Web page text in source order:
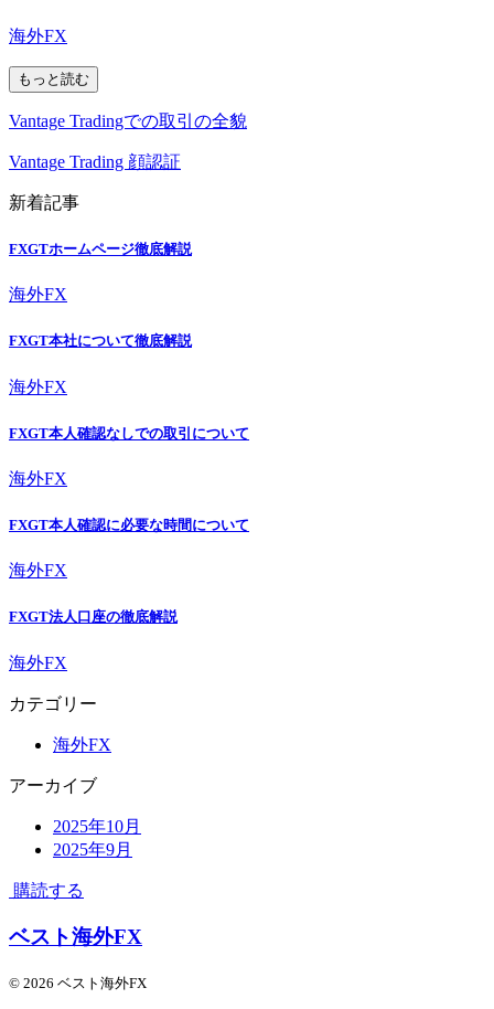
海外FX
もっと読む
Vantage Tradingでの取引の全貌
Vantage Trading 顔認証
新着記事
FXGTホームページ徹底解説
海外FX
FXGT本社について徹底解説
海外FX
FXGT本人確認なしでの取引について
海外FX
FXGT本人確認に必要な時間について
海外FX
FXGT法人口座の徹底解説
海外FX
カテゴリー
海外FX
アーカイブ
2025年10月
2025年9月
購読する
ベスト海外FX
© 2026 ベスト海外FX